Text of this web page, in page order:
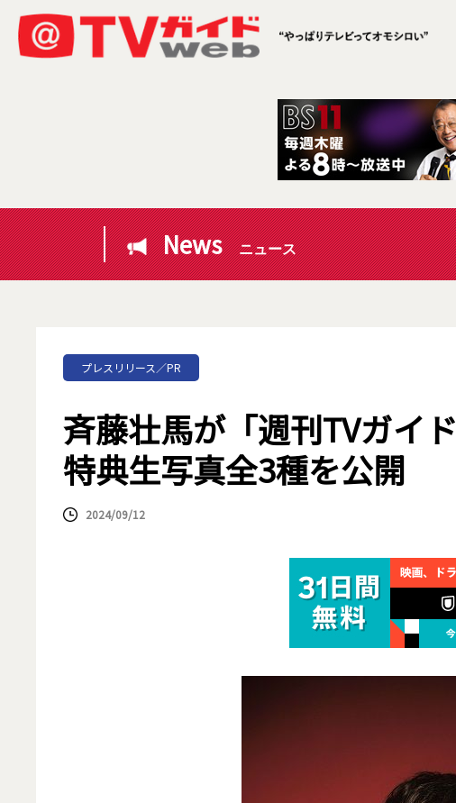
News ニュース
プレスリリース／PR
斉藤壮馬が「週刊TVガイ
特典生写真全3種を公開
2024/09/12